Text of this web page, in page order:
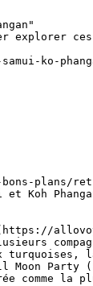
explorer
ko-
plans/
Koh
comme